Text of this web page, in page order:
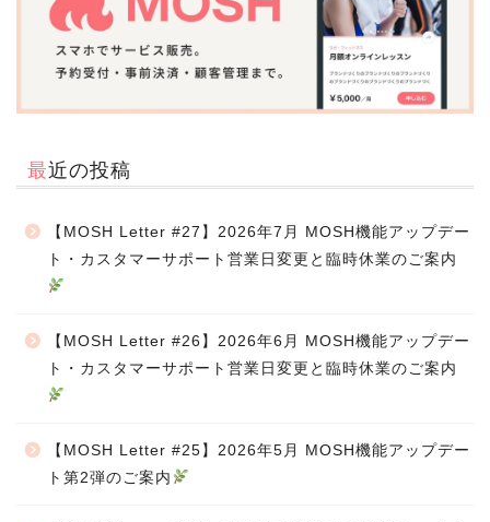
最近の投稿
【MOSH Letter #27】2026年7月 MOSH機能アップデー
ト・カスタマーサポート営業日変更と臨時休業のご案内
【MOSH Letter #26】2026年6月 MOSH機能アップデー
ト・カスタマーサポート営業日変更と臨時休業のご案内
【MOSH Letter #25】2026年5月 MOSH機能アップデー
ト第2弾のご案内